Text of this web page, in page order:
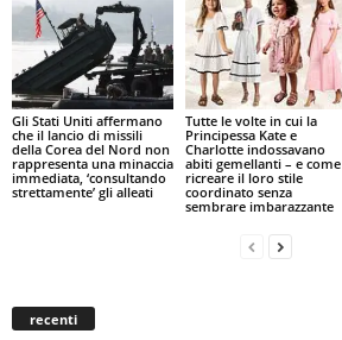
Gli Stati Uniti affermano
che il lancio di missili
della Corea del Nord non
rappresenta una minaccia
immediata, ‘consultando
strettamente’ gli alleati
Tutte le volte in cui la
Principessa Kate e
Charlotte indossavano
abiti gemellanti – e come
ricreare il loro stile
coordinato senza
sembrare imbarazzante
recenti